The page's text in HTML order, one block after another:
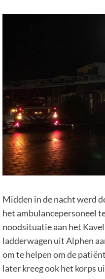
Midden in de nacht werd
het ambulancepersoneel
noodsituatie aan het
ladderwagen uit Alphen
om te helpen om de
later kreeg ook het korps